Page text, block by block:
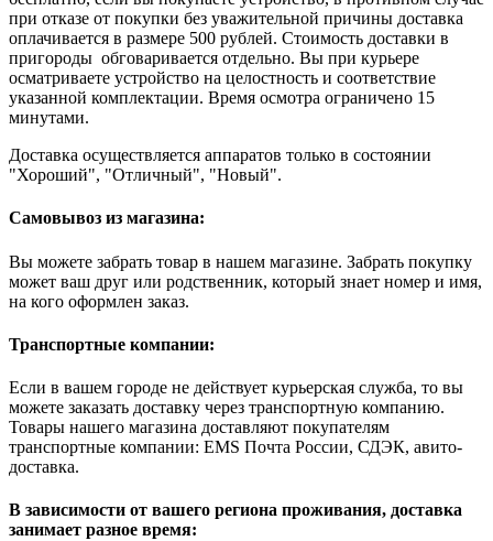
при отказе от покупки без уважительной причины доставка
оплачивается в размере 500 рублей. Стоимость доставки в
пригороды обговаривается отдельно. Вы при курьере
осматриваете устройство на целостность и соответствие
указанной комплектации. Время осмотра ограничено 15
минутами.
Доставка осуществляется аппаратов только в состоянии
"Хороший", "Отличный", "Новый".
Самовывоз из магазина:
Вы можете забрать товар в нашем магазине. Забрать покупку
может ваш друг или родственник, который знает номер и имя,
на кого оформлен заказ.
Транспортные компании:
Если в вашем городе не действует курьерская служба, то вы
можете заказать доставку через транспортную компанию.
Товары нашего магазина доставляют покупателям
транспортные компании: EMS Почта России, СДЭК, авито-
доставка.
В зависимости от вашего региона проживания, доставка
занимает разное время: